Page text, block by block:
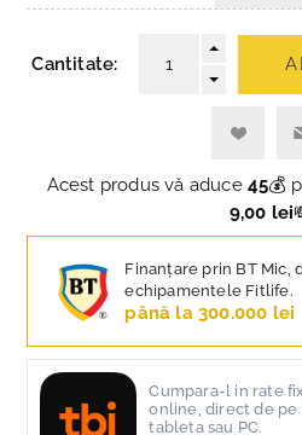
Cantitate:
Acest produs vă aduce 45💰
9,00 lei
Finanțare prin BT Mic,
echipamentele Fitlife.
până la 300.000 lei
Cumpara-l in rate
online, direct de pe
tableta sau PC.